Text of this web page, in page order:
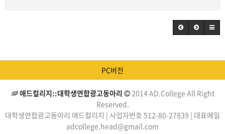
PC버전
애드컬리지::대학생연합광고동아리
2014 AD.College All Right
Reserved.
대학생연합광고동아리 애드컬리지 | 사업자번호 512-80-27839 | 대표메일
adcollege.head@gmail.com